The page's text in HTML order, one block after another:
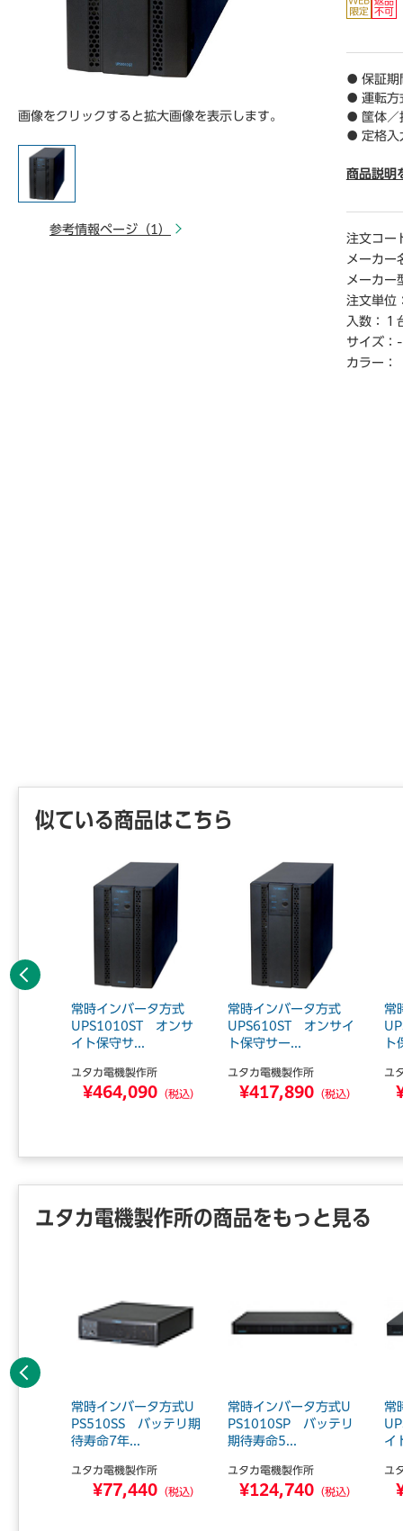
画像をクリックすると拡大画像を表示します。
参考情報ページ（1）
● 保証期
● 運転方
● 筐体／
● 定格入
V設定時
定です。
● 定格入
● 入力相
● 定格出
● 定格出
／60Hz
● 出力相
● 出力コ
商品説明
注文コー
メーカー
メーカー
注文単位
入数：
１
サイズ： -
カラー：
似ている商品はこちら
常時インバータ方式
UPS1010ST オンサ
イト保守サ...
ユタカ電機製作所
¥464,090 （税込）
常時インバータ方式
UPS610ST オンサイ
ト保守サー...
ユタカ電機製作所
¥417,890 （税込）
常
ト
ユ
前へ
ユタカ電機製作所の商品をもっと見る
常時インバータ方式U
PS510SS バッテリ期
待寿命7年...
ユタカ電機製作所
¥77,440 （税込）
常時インバータ方式U
PS1010SP バッテリ
期待寿命5...
ユタカ電機製作所
¥124,740 （税込）
常
イ
ユ
前へ